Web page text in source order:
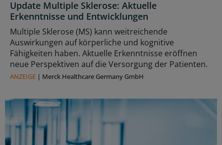
Update Multiple Sklerose: Aktuelle
Erkenntnisse und Entwicklungen
Multiple Sklerose (MS) kann weitreichende
Auswirkungen auf körperliche und kognitive
Fähigkeiten haben. Aktuelle Erkenntnisse eröffnen
neue Perspektiven auf die Versorgung der Patienten.
ANZEIGE | Merck Healthcare Germany GmbH